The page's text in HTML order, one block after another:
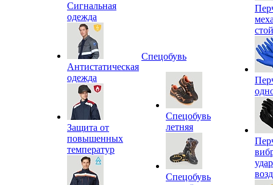
Сигнальная
одежда
Антистатическая
одежда
Защита от
повышенных
температур
Спецобувь
Спецобувь
летняя
Спецобувь